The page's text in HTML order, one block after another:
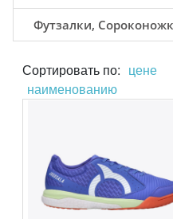
Футзалки,
Сортировать по: цене
наименованию